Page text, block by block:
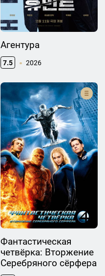
Агентура
7.5 2026
Фантастическая
четвёрка: Вторжение
Серебряного сёрфера